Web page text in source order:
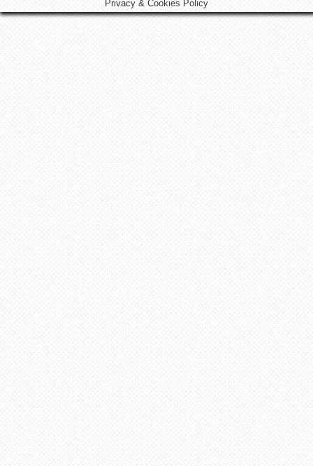
Privacy & Cookies Policy